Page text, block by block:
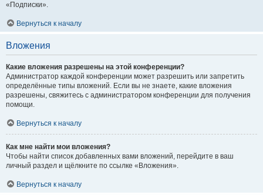
«Подписки».
Вернуться к началу
Вложения
Какие вложения разрешены на этой конференции?
Администратор каждой конференции может разрешить или запретить
определённые типы вложений. Если вы не знаете, какие вложения
разрешены, свяжитесь с администратором конференции для получения
помощи.
Вернуться к началу
Как мне найти мои вложения?
Чтобы найти список добавленных вами вложений, перейдите в ваш
личный раздел и щёлкните по ссылке «Вложения».
Вернуться к началу